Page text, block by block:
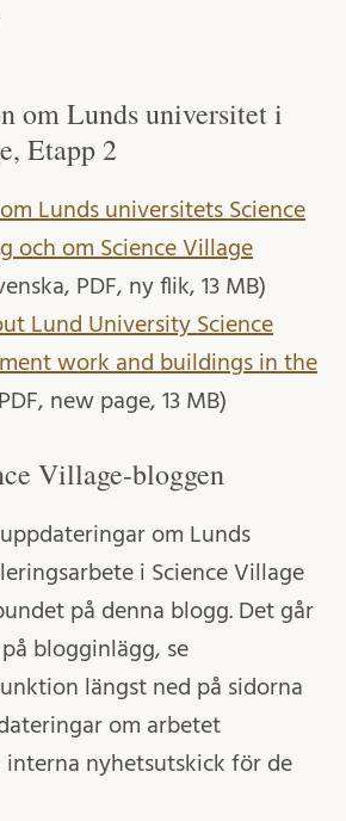
om Lunds universitet i
Etapp 2
Lunds universitets Science
och om Science Village
PDF, ny flik, 13 MB)
Lund University Science
work and buildings in the
new page, 13 MB)
Village-bloggen
om Lunds
i Science Village
på denna blogg. Det går
blogginlägg, se
längst ned på sidorna
om arbetet
interna nyhetsutskick för de